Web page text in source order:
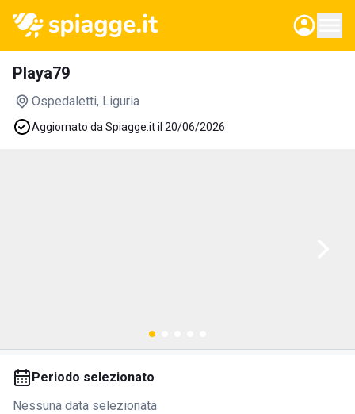
Playa79
Ospedaletti, Liguria
Aggiornato da Spiagge.it il 20/06/2026
Periodo selezionato
Nessuna data selezionata